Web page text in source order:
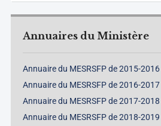
Annuaires du Ministère
Annuaire du MESRSFP de 2015-2016
Annuaire du MESRSFP de 2016-2017
Annuaire du MESRSFP de 2017-2018
Annuaire du MESRSFP de 2018-2019